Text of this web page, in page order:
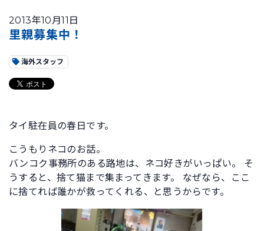
2013年10月11日
里親募集中！
海外スタッフ
タイ駐在員の春日です。
こうもりネコのお話。
バンコク事務所のある路地は、ネコ好きがいっぱい。 そ
うすると、捨て猫まで集まってきます。 なぜなら、ここ
に捨てれば誰かが救ってくれる、と思うからです。